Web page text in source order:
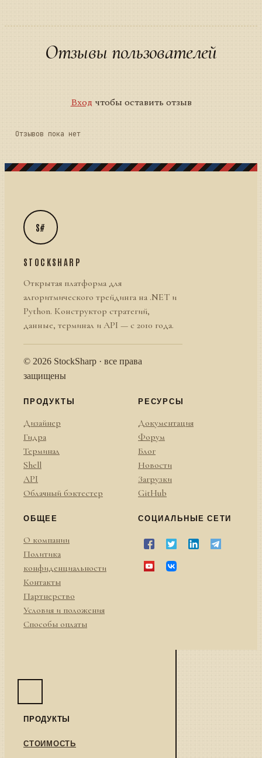
Отзывы пользователей
Вход чтобы оставить отзыв
Отзывов пока нет
S#
STOCKSHARP
Открытая платформа для
алгоритмического трейдинга на .NET и
Python. Конструктор стратегий,
данные, терминал и API — с 2010 года.
© 2026 StockSharp · все права
защищены
ПРОДУКТЫ
Дизайнер
Гидра
Терминал
Shell
API
Облачный бэктестер
РЕСУРСЫ
Документация
Форум
Блог
Новости
Загрузки
GitHub
ОБЩЕЕ
О компании
Политика
конфиденциальности
Контакты
Партнерство
Условия и положения
Способы оплаты
СОЦИАЛЬНЫЕ СЕТИ
ПРОДУКТЫ
СТОИМОСТЬ